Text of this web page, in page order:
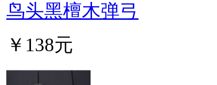
鸟头黑檀木弹弓
￥138元